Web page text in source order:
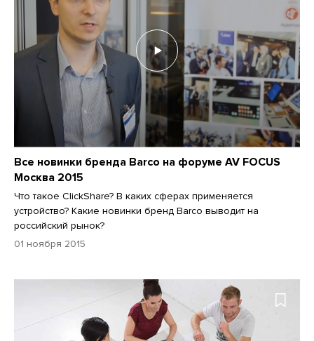
Все новинки бренда Barco на форуме AV FOCUS
Москва 2015
Что такое ClickShare? В каких сферах применяется
устройство? Какие новинки бренд Barco выводит на
российский рынок?
01 ноября 2015